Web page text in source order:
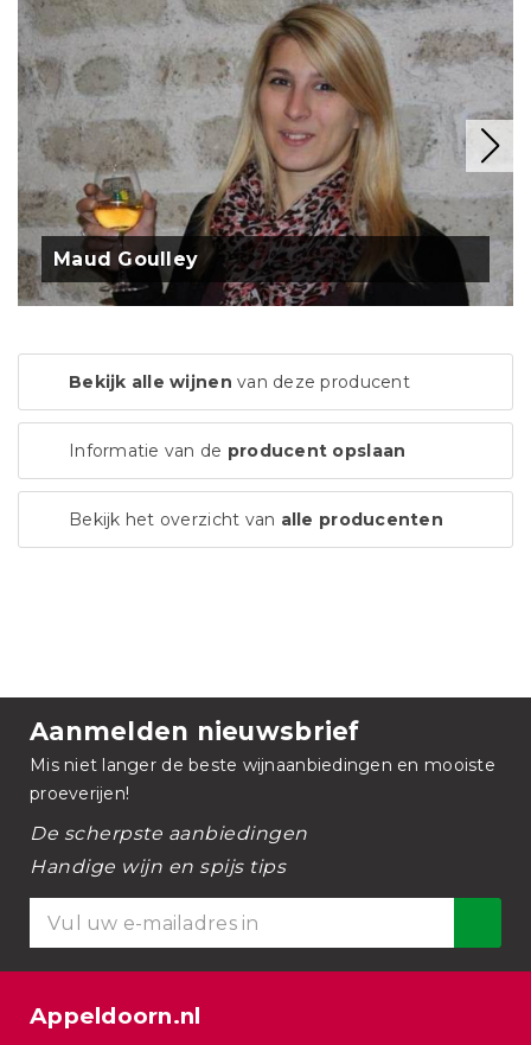
Maud Goulley
Bekijk alle wijnen van deze producent
Informatie van de producent opslaan
Bekijk het overzicht van alle producenten
Aanmelden nieuwsbrief
Mis niet langer de beste wijnaanbiedingen en mooiste
proeverijen!
De scherpste aanbiedingen
Handige wijn en spijs tips
Appeldoorn.nl